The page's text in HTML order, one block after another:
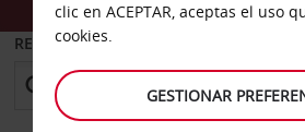
RECOGER EN
clic en ACEPTAR, aceptas el uso
cookies.
GESTIONAR